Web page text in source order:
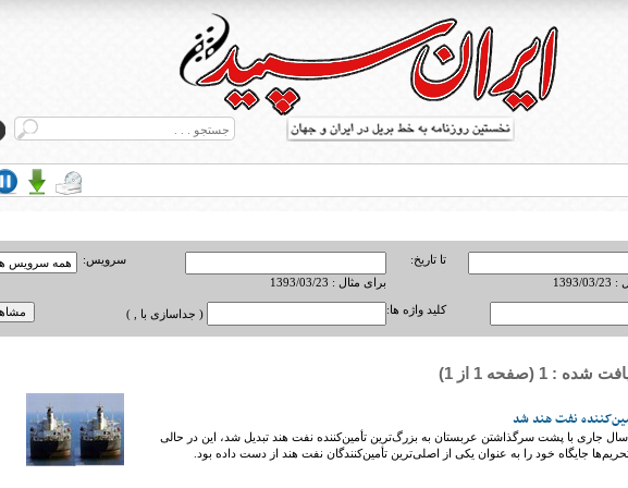
بریل در جهان
23
تا تاریخ:
برای مثال : 1393/03/23
سرویس:
کلید واژه ها: ( جداسازی با , )
: 1 (صفحه 1 از 1)
نفت هند شد
سال جاری با پشت سرگذاشتن عربستان به بزرگ‌ترین تأمین‌کننده نفت هند تبدیل شد، این در حالی
جایگاه خود را به عنوان یکی از اصلی‌ترین تأمین‌کنندگان نفت هند از دست داده بود.